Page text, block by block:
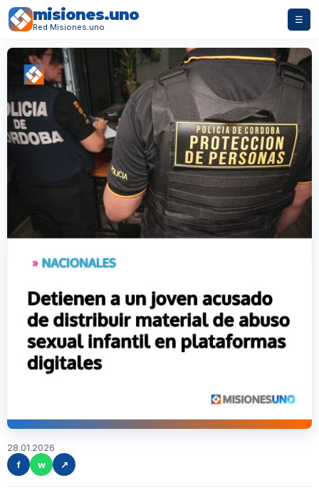
misiones.uno
Red Misiones.uno
☰
28.01.2026
f
w ↗